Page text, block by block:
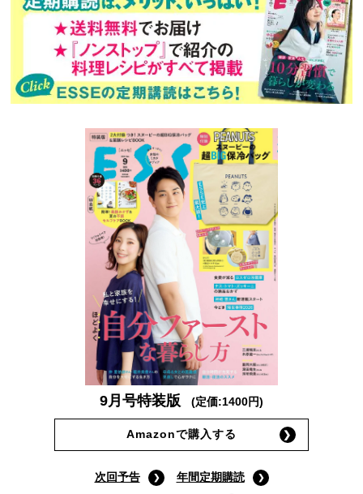
9月号特装版 (定価:1400円)
Amazonで購入する
次回予告
年間定期購読